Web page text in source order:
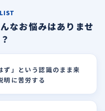
なお悩みはありませ
ず」という認識のまま来
明に苦労する